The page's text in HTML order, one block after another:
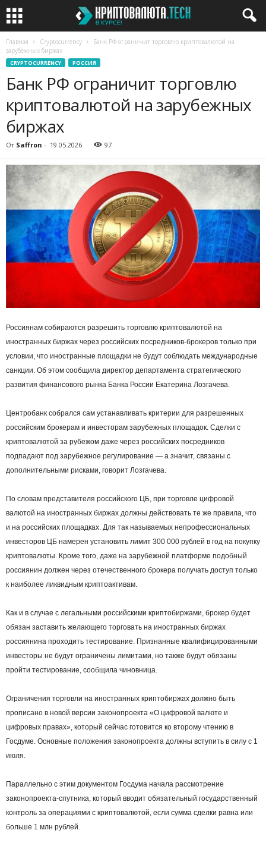
Главная Cryptocurrency
Банк РФ ограничит торговлю криптовалютой на
зарубежных биржах
CRYPTOCURRENCY РОССИЯ
Банк РФ ограничит торговлю
криптовалютой на зарубежных
биржах
От Saffron - 19.05.2026 97
Россиянам собираются разрешить торговлю криптовалютой на
иностранных биржах через российских посредников-брокеров только при
условии, что иностранные площадки не будут соблюдать международные
санкции. Об этом сообщила директор департамента стратегического
развития финансового рынка Банка России Екатерина Лозгачева.
Центробанк собрался сам устанавливать критерии для разрешенных
российским брокерам и инвесторам зарубежных площадок. Сделки с
криптовалютой за рубежом даже через российских посредников
подпадают под зарубежное регулирование — а значит, связаны с
дополнительными рисками, говорит Лозгачева.
По словам представителя российского ЦБ, при торговле цифровой
валютой на иностранных биржах должны действовать те же правила, что
и на российских площадках. Для так называемых непрофессиональных
инвесторов ЦБ намерен установить лимит 300 000 рублей в год на покупку
криптовалюты. Кроме того, даже на зарубежной платформе подобный
россиянин должен через отечественного брокера получать доступ только
к наиболее ликвидным криптоактивам.
Как и в случае с легальными российскими криптобиржами, брокер будет
обязан заставить желающего торговать на иностранных биржах
россиянина проходить тестирование. Признанные квалифицированными
инвесторы не будут ограничены лимитами, но также будут обязаны
пройти тестирование, сообщила чиновница.
Ограничения торговли на иностранных криптобиржах должно быть
прописано в новой версии законопроекта «О цифровой валюте и
цифровых правах», который сейчас готовится ко второму чтению в
Госдуме. Основные положения законопроекта должны вступить в силу с 1
июля.
Параллельно с этим документом Госдума начала рассмотрение
законопроекта-спутника, который вводит обязательный государственный
контроль за операциями с криптовалютой, если сумма сделки равна или
больше 1 млн рублей.